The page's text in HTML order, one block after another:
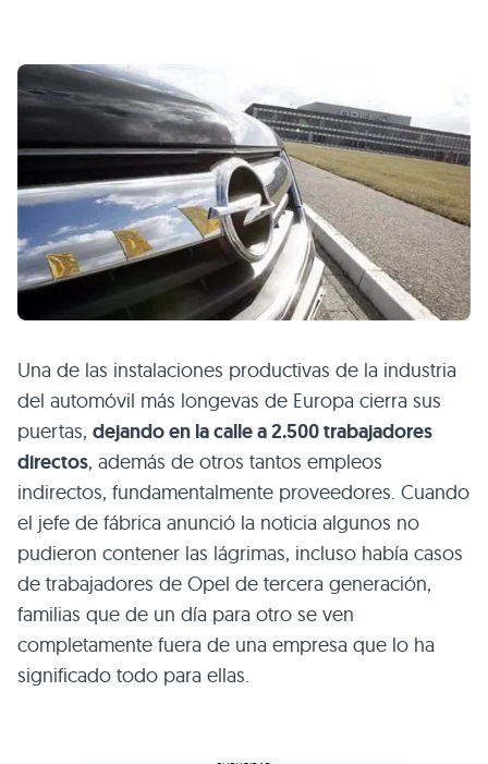
Una de las instalaciones productivas de la industria
del automóvil más longevas de Europa cierra sus
puertas, dejando en la calle a 2.500 trabajadores
directos, además de otros tantos empleos
indirectos, fundamentalmente proveedores. Cuando
el jefe de fábrica anunció la noticia algunos no
pudieron contener las lágrimas, incluso había casos
de trabajadores de Opel de tercera generación,
familias que de un día para otro se ven
completamente fuera de una empresa que lo ha
significado todo para ellas.